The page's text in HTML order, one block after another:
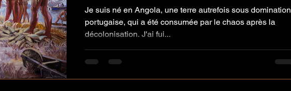
Je suis né en Angola, une terre autrefois sous domination
portugaise, qui a été consumée par le chaos après la
décolonisation. J'ai fui...